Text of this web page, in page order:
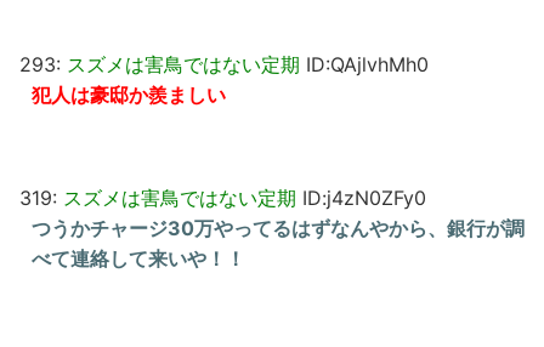
293: スズメは害鳥ではない定期 ID:QAjlvhMh0
犯人は豪邸か羨ましい
319: スズメは害鳥ではない定期 ID:j4zN0ZFy0
つうかチャージ30万やってるはずなんやから、銀行が調
べて連絡して来いや！！